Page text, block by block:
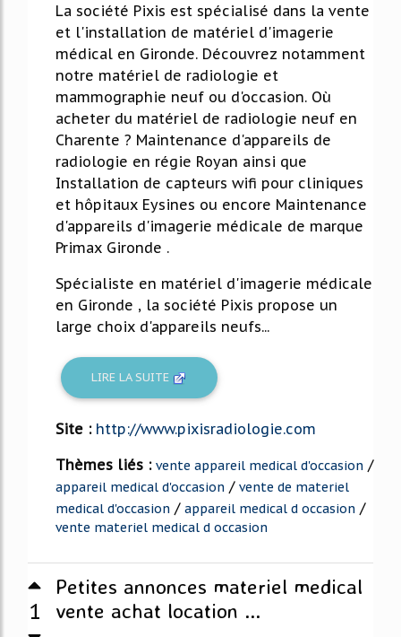
La société Pixis est spécialisé dans la vente
et l'installation de matériel d'imagerie
médical en Gironde. Découvrez notamment
notre matériel de radiologie et
mammographie neuf ou d'occasion. Où
acheter du matériel de radiologie neuf en
Charente ? Maintenance d'appareils de
radiologie en régie Royan ainsi que
Installation de capteurs wifi pour cliniques
et hôpitaux Eysines ou encore Maintenance
d'appareils d'imagerie médicale de marque
Primax Gironde .
Spécialiste en matériel d'imagerie médicale
en Gironde , la société Pixis propose un
large choix d'appareils neufs...
LIRE LA SUITE
Site : http://www.pixisradiologie.com
Thèmes liés : vente appareil medical d'occasion /
appareil medical d'occasion / vente de materiel
medical d'occasion / appareil medical d occasion /
vente materiel medical d occasion
1
Petites annonces materiel medical
vente achat location ...